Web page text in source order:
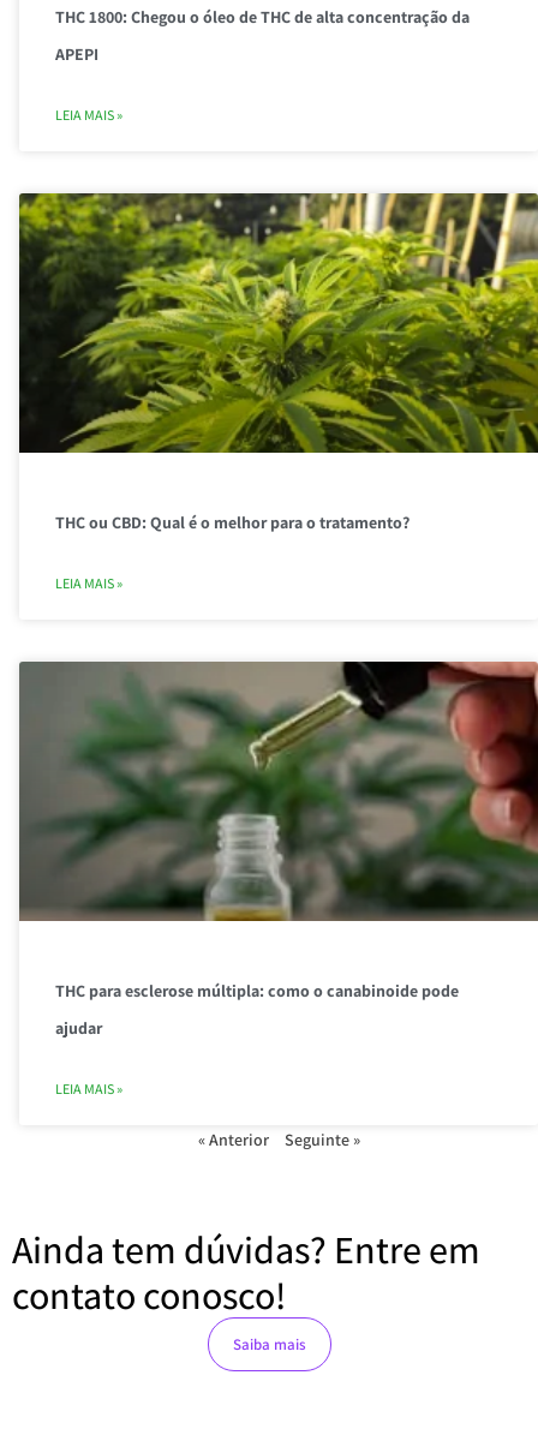
THC 1800: Chegou o óleo de THC de alta concentração da
APEPI
LEIA MAIS »
THC ou CBD: Qual é o melhor para o tratamento?
LEIA MAIS »
THC para esclerose múltipla: como o canabinoide pode
ajudar
LEIA MAIS »
« Anterior Seguinte »
Ainda tem dúvidas? Entre em
contato conosco!
Saiba mais